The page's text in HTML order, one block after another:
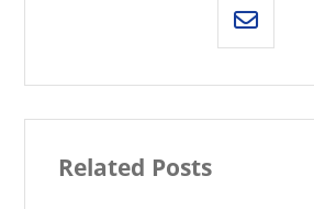
Related Posts